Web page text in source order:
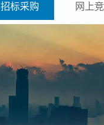
招标采购 网上